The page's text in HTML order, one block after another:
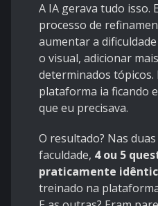
A IA gerava tudo isso.
processo de
aumentar a
o visual, adicionar
determinados
plataforma ia ficando
que eu precisava.
O resultado? Nas
faculdade, 4 ou 5
praticamente
treinado na